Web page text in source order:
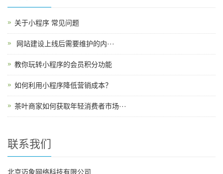
关于小程序 常见问题
​ 网站建设上线后需要维护的内···
教你玩转小程序的会员积分功能
如何利用小程序降低营销成本？
茶叶商家如何获取年轻消费者市场···
联系我们
北京迈象网络科技有限公司